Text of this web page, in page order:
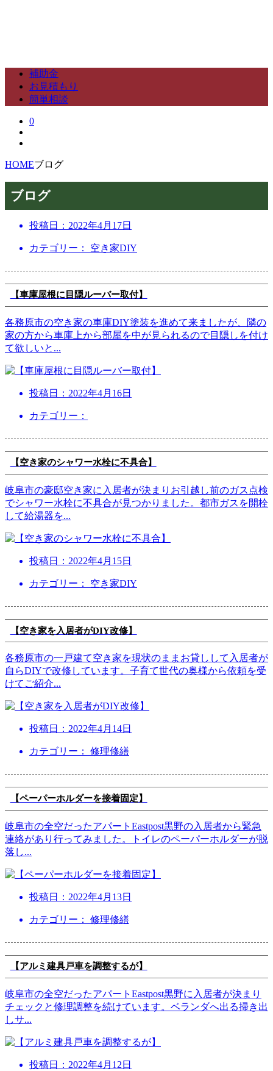
補助金
お見積もり
簡単相談
0
HOMEブログ
ブログ
投稿日： 2022年4月17日
カテゴリー： 空き家DIY
【車庫屋根に目隠ルーバー取付】
各務原市の空き家の車庫DIY塗装を進めて来ましたが、隣の
家の方から車庫上から部屋を中が見られるので目隠しを付け
て欲しいと ...
投稿日： 2022年4月16日
カテゴリー：
【空き家のシャワー水栓に不具合】
岐阜市の豪邸空き家に入居者が決まりお引越し前のガス点検
でシャワー水栓に不具合が見つかりました。都市ガスを開栓
して給湯器を...
投稿日： 2022年4月15日
カテゴリー： 空き家DIY
【空き家を入居者がDIY改修】
各務原市の一戸建て空き家を現状のままお貸しして入居者が
自らDIYで改修しています。子育て世代の奥様から依頼を受
けてご紹介...
投稿日： 2022年4月14日
カテゴリー： 修理修繕
【ペーパーホルダーを接着固定】
岐阜市の全空だったアパートEastpost黒野の入居者から緊急
連絡があり行ってみました。トイレのペーパーホルダーが脱
落し...
投稿日： 2022年4月13日
カテゴリー： 修理修繕
【アルミ建具戸車を調整するが】
岐阜市の全空だったアパートEastpost黒野に入居者が決まり
チェックと修理調整を続けています。ベランダへ出る掃き出
しサ...
投稿日： 2022年4月12日